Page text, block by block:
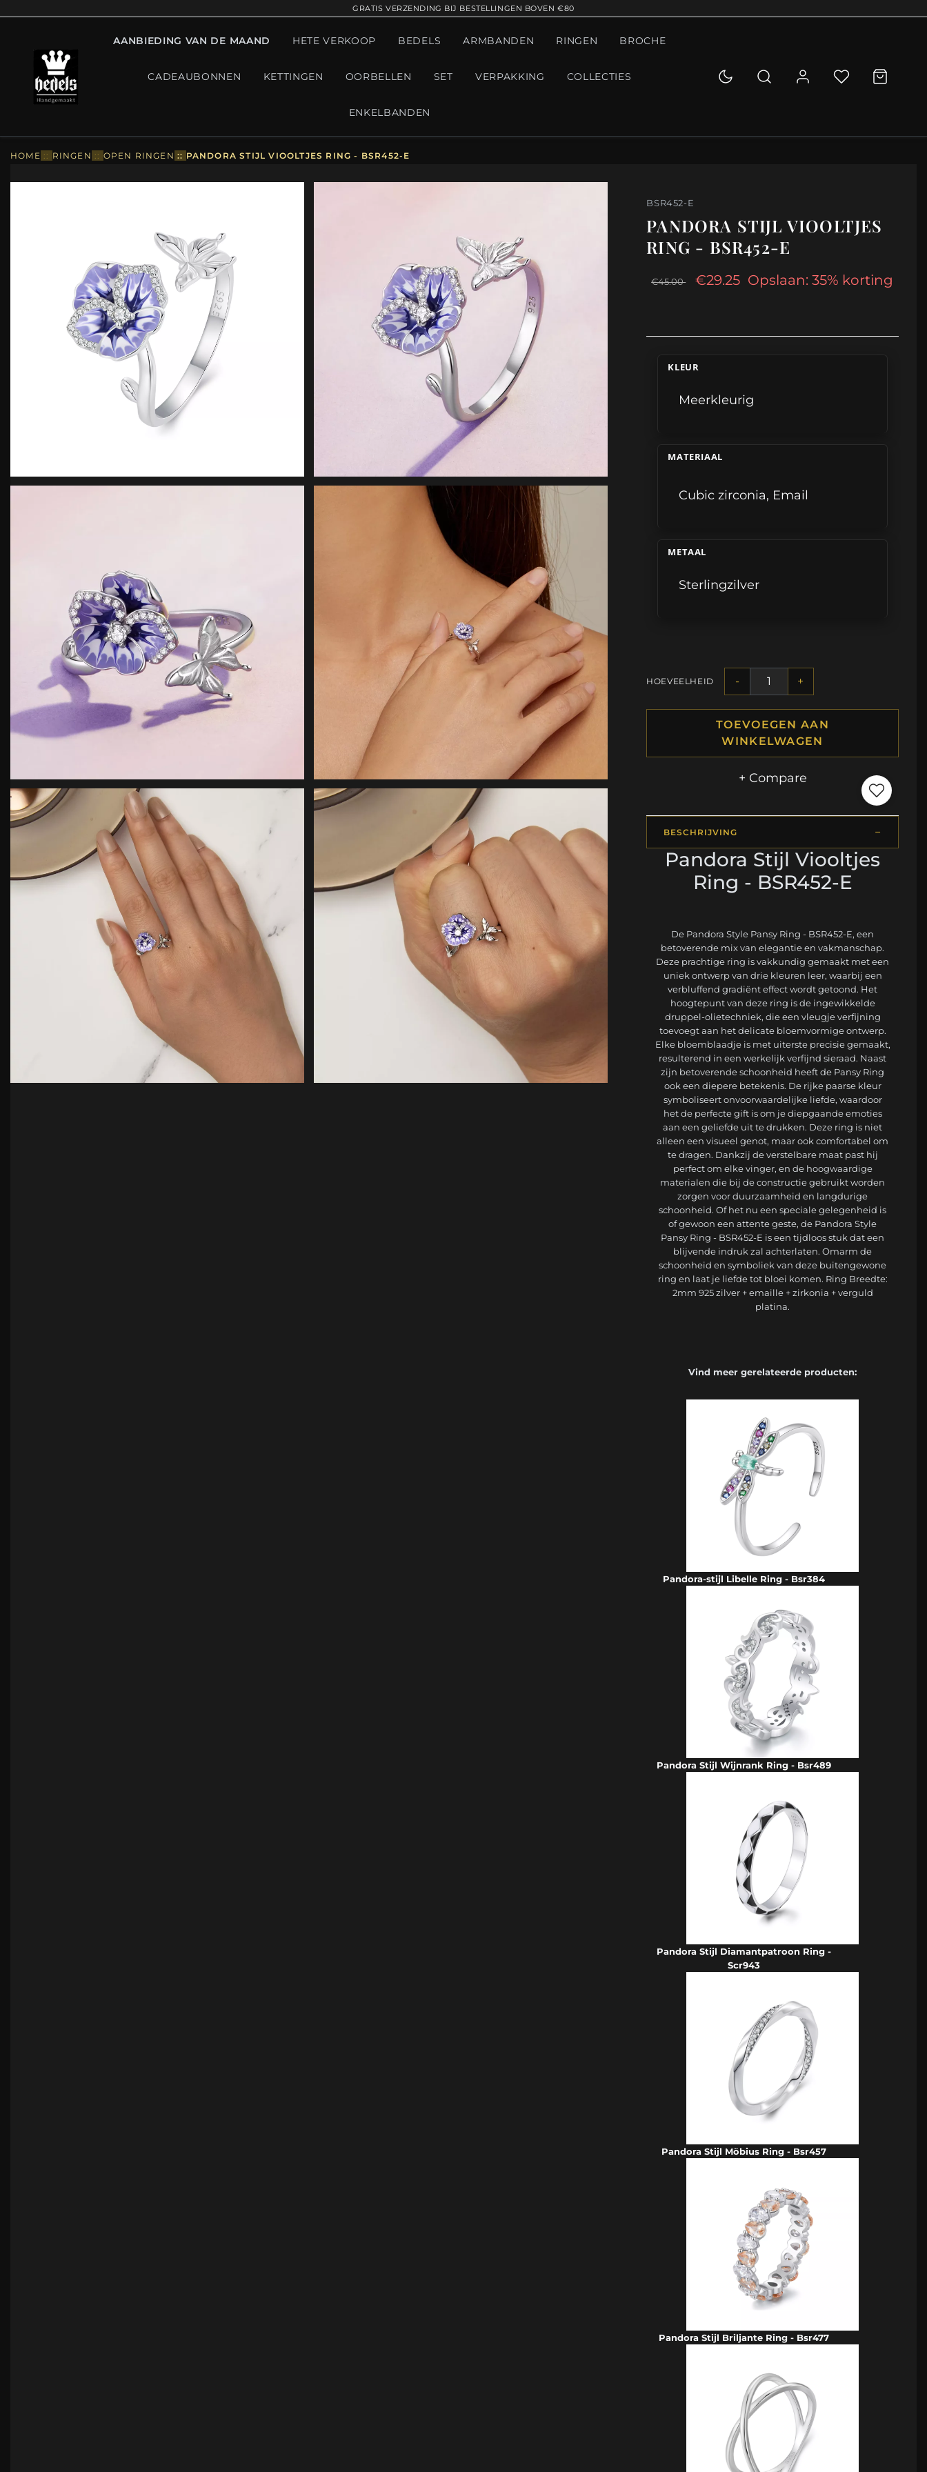
GRATIS VERZENDING BIJ BESTELLINGEN BOVEN €80
AANBIEDING VAN DE MAAND HETE VERKOOP BEDELS ARMBANDEN RINGEN BROCHE
CADEAUBONNEN KETTINGEN OORBELLEN SET VERPAKKING COLLECTIES
ENKELBANDEN
HOME :: RINGEN :: OPEN RINGEN :: PANDORA STIJL VIOOLTJES RING - BSR452-E
BSR452-E
PANDORA STIJL VIOOLTJES
RING - BSR452-E
€45.00 €29.25 Opslaan: 35% korting
KLEUR
Meerkleurig
MATERIAAL
Cubic zirconia, Email
METAAL
Sterlingzilver
HOEVEELHEID - +
TOEVOEGEN AAN
WINKELWAGEN
+ Compare
BESCHRIJVING
Pandora Stijl Viooltjes
Ring - BSR452-E
De Pandora Style Pansy Ring - BSR452-E, een
betoverende mix van elegantie en vakmanschap.
Deze prachtige ring is vakkundig gemaakt met een
uniek ontwerp van drie kleuren leer, waarbij een
verbluffend gradiënt effect wordt getoond. Het
hoogtepunt van deze ring is de ingewikkelde
druppel-olietechniek, die een vleugje verfijning
toevoegt aan het delicate bloemvormige ontwerp.
Elke bloemblaadje is met uiterste precisie gemaakt,
resulterend in een werkelijk verfijnd sieraad. Naast
zijn betoverende schoonheid heeft de Pansy Ring
ook een diepere betekenis. De rijke paarse kleur
symboliseert onvoorwaardelijke liefde, waardoor
het de perfecte gift is om je diepgaande emoties
aan een geliefde uit te drukken. Deze ring is niet
alleen een visueel genot, maar ook comfortabel om
te dragen. Dankzij de verstelbare maat past hij
perfect om elke vinger, en de hoogwaardige
materialen die bij de constructie gebruikt worden
zorgen voor duurzaamheid en langdurige
schoonheid. Of het nu een speciale gelegenheid is
of gewoon een attente geste, de Pandora Style
Pansy Ring - BSR452-E is een tijdloos stuk dat een
blijvende indruk zal achterlaten. Omarm de
schoonheid en symboliek van deze buitengewone
ring en laat je liefde tot bloei komen. Ring Breedte:
2mm 925 zilver + emaille + zirkonia + verguld
platina.
Vind meer gerelateerde producten:
Pandora-stijl Libelle Ring - Bsr384
Pandora Stijl Wijnrank Ring - Bsr489
Pandora Stijl Diamantpatroon Ring -
Scr943
Pandora Stijl Möbius Ring - Bsr457
Pandora Stijl Briljante Ring - Bsr477